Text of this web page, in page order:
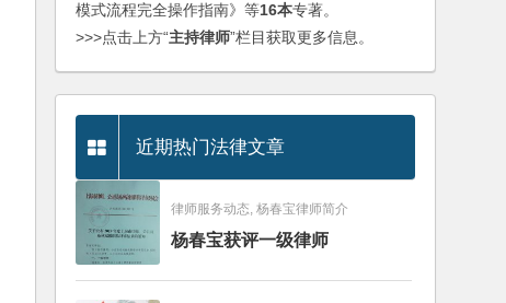
模式流程完全操作指南》等16本专著。
>>>点击上方“主持律师”栏目获取更多信息。
近期热门法律文章
律师服务动态, 杨春宝律师简介
杨春宝获评一级律师